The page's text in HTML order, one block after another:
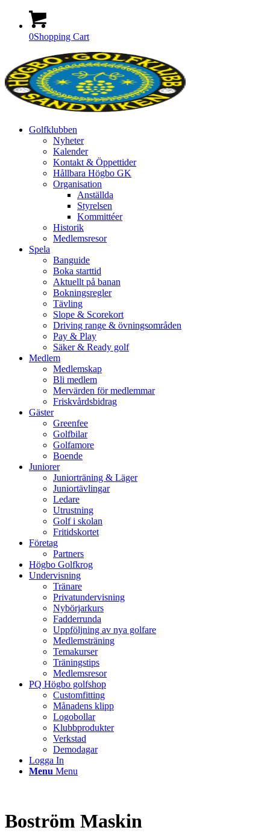
0Shopping Cart
Golfklubben
Nyheter
Kalender
Kontakt & Öppettider
Hållbara Högbo GK
Organisation
Anställda
Styrelsen
Kommittéer
Historik
Medlemsresor
Spela
Banguide
Boka starttid
Aktuellt på banan
Bokningsregler
Tävling
Slope & Scorekort
Driving range & övningsområden
Pay & Play
Säker & Ready golf
Medlem
Medlemskap
Bli medlem
Mervärden för medlemmar
Friskvårdsbidrag
Gäster
Greenfee
Golfbilar
Golfamore
Boende
Juniorer
Juniorträning & Läger
Juniortävlingar
Ledare
Utrustning
Golf i skolan
Fritidskortet
Företag
Partners
Högbo Golfkrog
Undervisning
Tränare
Privatundervisning
Nybörjarkurs
Fadderrunda
Uppföljning av nya golfare
Medlemsträning
Temakurser
Träningstips
Medlemsresor
PQ Högbo golfshop
Customfitting
Månadens klipp
Logobollar
Klubbprodukter
Verkstad
Demodagar
Logga In
Menu Menu
Boström Maskin